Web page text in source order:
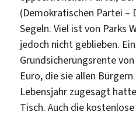
(Demokratischen Partei –
Segeln. Viel ist von Parks
jedoch nicht geblieben.
Grundsicherungsrente
Euro, die sie allen
Lebensjahr zugesagt
Tisch. Auch die